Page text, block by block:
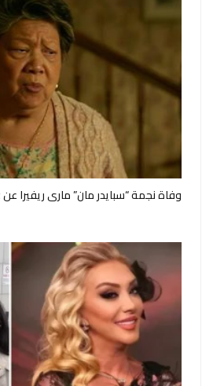
وفاة نجمة “سبايدر مان” ماري ريفيرا عن 82 عامًا